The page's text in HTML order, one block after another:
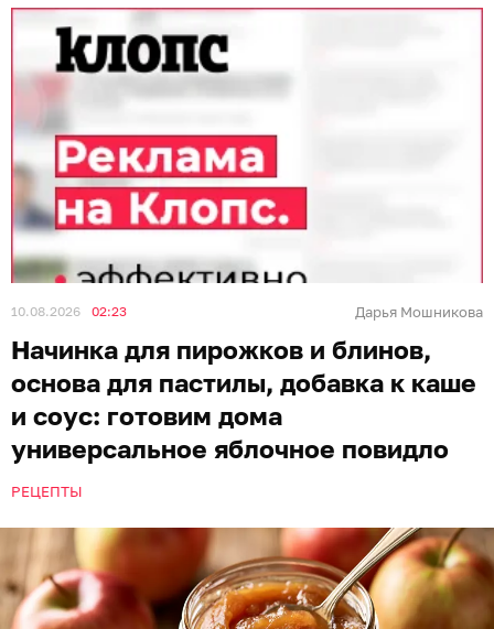
10.08.2026 02:23 Дарья Мошникова
Начинка для пирожков и блинов,
основа для пастилы, добавка к каше
и соус: готовим дома
универсальное яблочное повидло
РЕЦЕПТЫ